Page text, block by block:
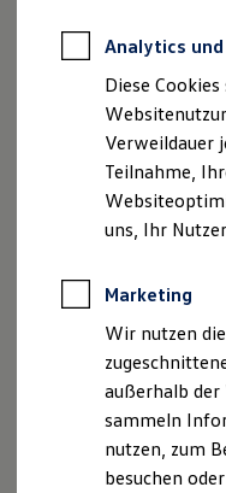
Kfz-
Garantien
Behörden
Anpfiff zum
Elektroautos
ID.
Reichweite
Impressum &
Analytics
Diese
Verweildauer
Teilnahme,
uns, Ihr
Marketing
Wir nutzen
außerhalb der
sammeln
nutzen, zum
besuchen